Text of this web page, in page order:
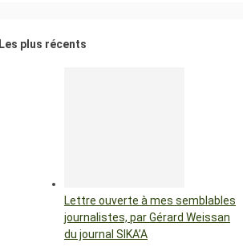
Les plus récents
Lettre ouverte à mes semblables
journalistes, par Gérard Weissan
du journal SIKA’A